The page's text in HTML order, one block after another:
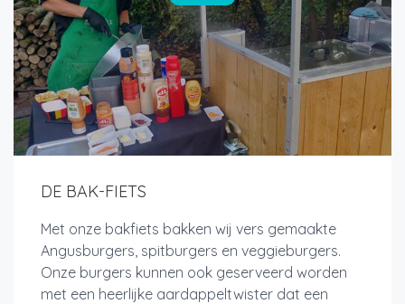
DE BAK-FIETS
Met onze bakfiets bakken wij vers gemaakte
Angusburgers, spitburgers en veggieburgers.
Onze burgers kunnen ook geserveerd worden
met een heerlijke aardappeltwister dat een